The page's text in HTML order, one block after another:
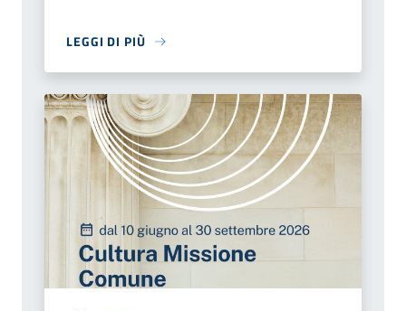
LEGGI DI PIÙ